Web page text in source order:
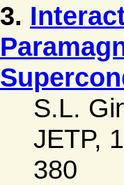
3.
S.L.
JETP,
380